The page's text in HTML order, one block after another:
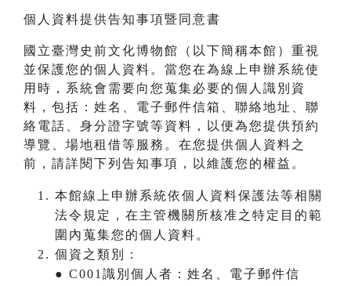
個人資料提供告知事項暨同意書
國立臺灣史前文化博物館（以下簡稱本館）重視
並保護您的個人資料。當您在為線上申辦系統使
用時，系統會需要向您蒐集必要的個人識別資
料，包括：姓名、電子郵件信箱、聯絡地址、聯
絡電話、身分證字號等資料，以便為您提供預約
導覽、場地租借等服務。在您提供個人資料之
前，請詳閱下列告知事項，以維護您的權益。
本館線上申辦系統依個人資料保護法等相關
法令規定，在主管機關所核准之特定目的範
圍內蒐集您的個人資料。
個資之類別：
● C001識別個人者：姓名、電子郵件信